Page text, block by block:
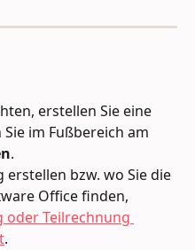
erstellen Sie eine
im Fußbereich am
.
erstellen bzw. wo Sie die
Office finden,
oder Teilrechnung
.